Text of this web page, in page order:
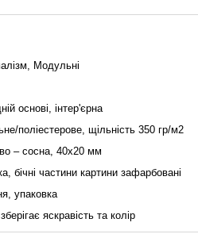
Модульні
основі, інтер'єрна
поліестерове, щільність 350 гр/м2
– сосна, 40x20 мм
бічні частини картини зафарбовані
упаковка
яскравість та колір